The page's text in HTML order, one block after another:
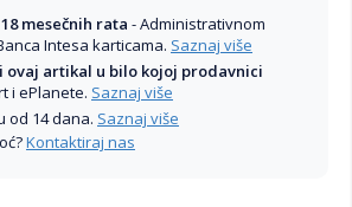
mesečnih rata - Administrativnom
Intesa karticama. Saznaj više
ovaj artikal u bilo kojoj prodavnici
i ePlanete. Saznaj više
od 14 dana. Saznaj više
Kontaktiraj nas